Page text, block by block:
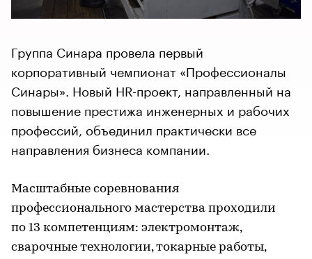
Группа Синара провела первый
корпоративный чемпионат «Профессионалы
Синары». Новый HR-проект, направленный на
повышение престижа инженерных и рабочих
профессий, объединил практически все
направления бизнеса компании.
Масштабные соревнования
профессионального мастерства проходили
по 13 компетенциям: электромонтаж,
сварочные технологии, токарные работы,